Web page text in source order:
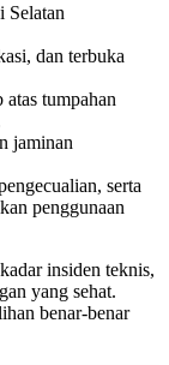
Selatan
dan terbuka
tumpahan
jaminan
serta
penggunaan
insiden teknis,
yang sehat.
benar-benar